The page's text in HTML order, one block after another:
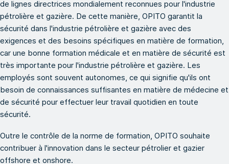
de lignes directrices mondialement reconnues pour l'industrie
pétrolière et gazière. De cette manière, OPITO garantit la
sécurité dans l'industrie pétrolière et gazière avec des
exigences et des besoins spécifiques en matière de formation,
car une bonne formation médicale et en matière de sécurité est
très importante pour l'industrie pétrolière et gazière. Les
employés sont souvent autonomes, ce qui signifie qu'ils ont
besoin de connaissances suffisantes en matière de médecine et
de sécurité pour effectuer leur travail quotidien en toute
sécurité.
Outre le contrôle de la norme de formation, OPITO souhaite
contribuer à l'innovation dans le secteur pétrolier et gazier
offshore et onshore.